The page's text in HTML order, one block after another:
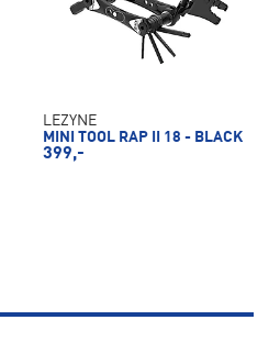
LEZYNE
MINI TOOL RAP II 18 - BLACK
399,-